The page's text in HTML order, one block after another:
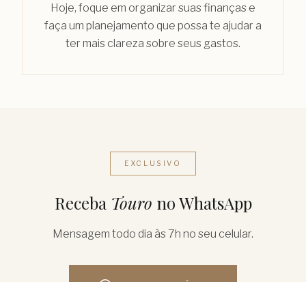
Hoje, foque em organizar suas finanças e
faça um planejamento que possa te ajudar a
ter mais clareza sobre seus gastos.
EXCLUSIVO
Receba Touro no WhatsApp
Mensagem todo dia às 7h no seu celular.